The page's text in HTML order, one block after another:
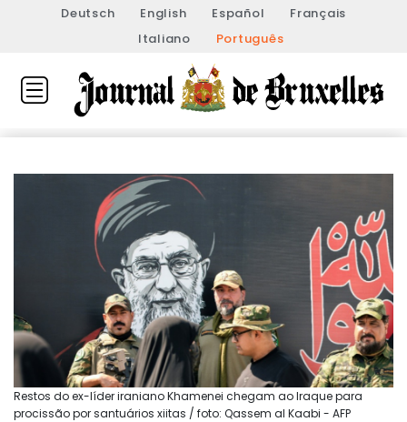
Deutsch English Español
Français
Italiano
Português
Restos do ex-líder iraniano Khamenei chegam ao Iraque para
procissão por santuários xiitas / foto: Qassem al Kaabi - AFP